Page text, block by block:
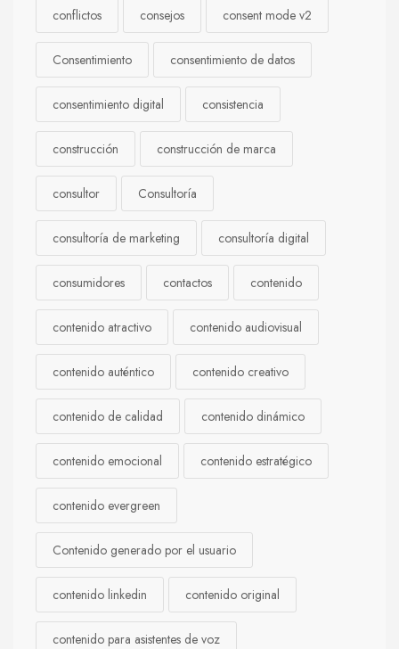
conflictos consejos consent mode v2
Consentimiento consentimiento de datos
consentimiento digital consistencia
construcción construcción de marca
consultor Consultoría
consultoría de marketing consultoría digital
consumidores contactos contenido
contenido atractivo contenido audiovisual
contenido auténtico contenido creativo
contenido de calidad contenido dinámico
contenido emocional contenido estratégico
contenido evergreen
Contenido generado por el usuario
contenido linkedin contenido original
contenido para asistentes de voz